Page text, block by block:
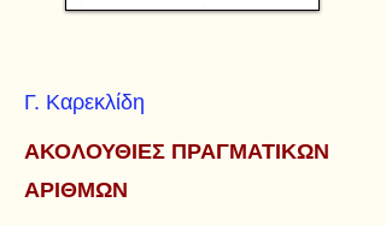
Γ. Καρεκλίδη
ΑΚΟΛΟΥΘΙΕΣ ΠΡΑΓΜΑΤΙΚΩΝ
ΑΡΙΘΜΩΝ